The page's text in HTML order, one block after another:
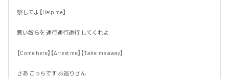
察してよ【Help me】
悪い奴らを 連行連行連行 してくれよ
【Come here】【Arrest me】【Take  me away】
さあ こっちです お巡りさん